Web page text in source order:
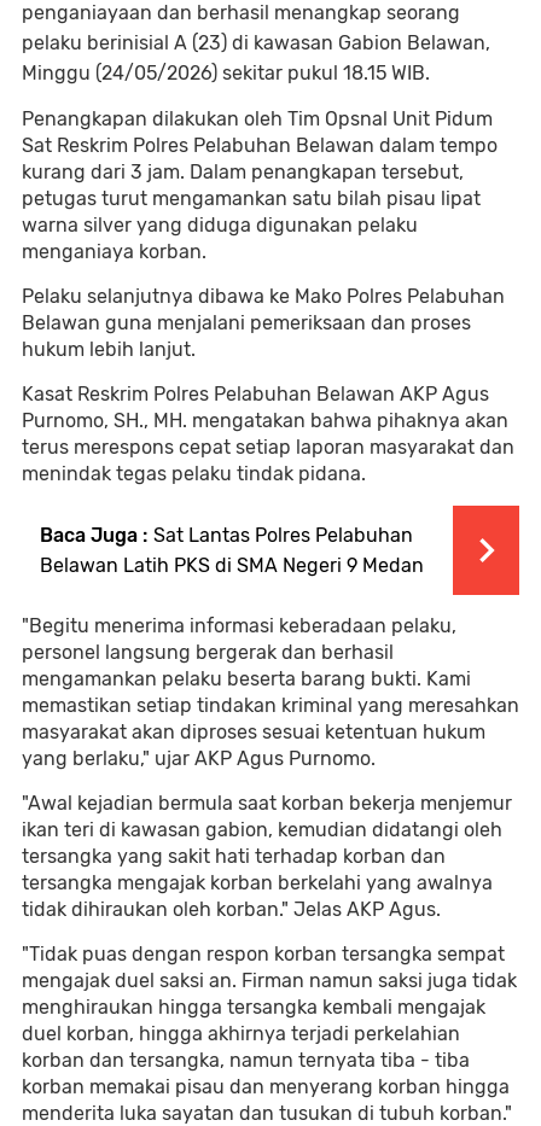
penganiayaan dan berhasil menangkap seorang
pelaku berinisial A (23) di kawasan Gabion Belawan,
Minggu (24/05/2026) sekitar pukul 18.15 WIB.
Penangkapan dilakukan oleh Tim Opsnal Unit Pidum
Sat Reskrim Polres Pelabuhan Belawan dalam tempo
kurang dari 3 jam. Dalam penangkapan tersebut,
petugas turut mengamankan satu bilah pisau lipat
warna silver yang diduga digunakan pelaku
menganiaya korban.
Pelaku selanjutnya dibawa ke Mako Polres Pelabuhan
Belawan guna menjalani pemeriksaan dan proses
hukum lebih lanjut.
Kasat Reskrim Polres Pelabuhan Belawan AKP Agus
Purnomo, SH., MH. mengatakan bahwa pihaknya akan
terus merespons cepat setiap laporan masyarakat dan
menindak tegas pelaku tindak pidana.
Baca Juga : Sat Lantas Polres Pelabuhan
Belawan Latih PKS di SMA Negeri 9 Medan
"Begitu menerima informasi keberadaan pelaku,
personel langsung bergerak dan berhasil
mengamankan pelaku beserta barang bukti. Kami
memastikan setiap tindakan kriminal yang meresahkan
masyarakat akan diproses sesuai ketentuan hukum
yang berlaku," ujar AKP Agus Purnomo.
"Awal kejadian bermula saat korban bekerja menjemur
ikan teri di kawasan gabion, kemudian didatangi oleh
tersangka yang sakit hati terhadap korban dan
tersangka mengajak korban berkelahi yang awalnya
tidak dihiraukan oleh korban." Jelas AKP Agus.
"Tidak puas dengan respon korban tersangka sempat
mengajak duel saksi an. Firman namun saksi juga tidak
menghiraukan hingga tersangka kembali mengajak
duel korban, hingga akhirnya terjadi perkelahian
korban dan tersangka, namun ternyata tiba - tiba
korban memakai pisau dan menyerang korban hingga
menderita luka sayatan dan tusukan di tubuh korban."